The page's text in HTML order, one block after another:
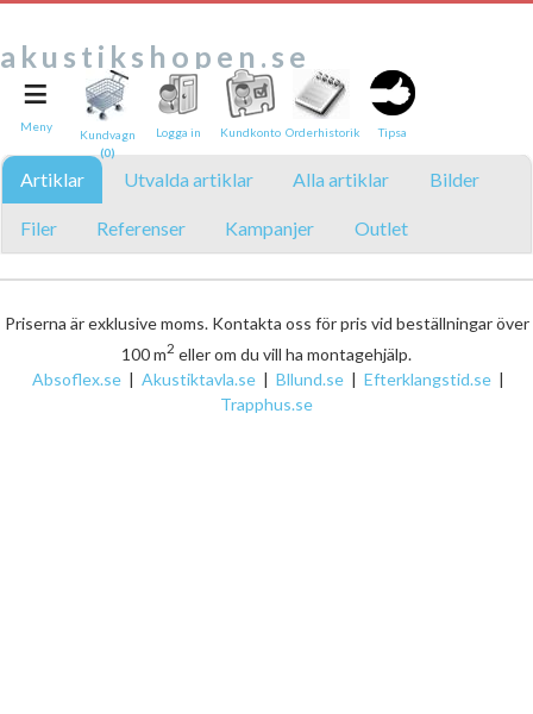
akustikshopen.se
Artiklar Utvalda artiklar Alla artiklar Bilder
Filer Referenser Kampanjer Outlet
≡
Meny
Kundvagn
(0)
Logga in Kundkonto Orderhistorik Tipsa
Priserna är exklusive moms. Kontakta oss för pris vid beställningar över
100 m2 eller om du vill ha montagehjälp.
Absoflex.se | Akustiktavla.se | Bllund.se | Efterklangstid.se |
Trapphus.se
Tipsa en vän:
e-post*
Direktlänk till denna sida